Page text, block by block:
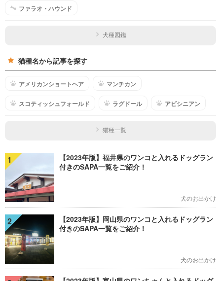
ファラオ・ハウンド
犬種図鑑
猫種名から記事を探す
アメリカンショートヘア マンチカン
スコティッシュフォールド ラグドール アビシニアン
猫種一覧
1
【2023年版】福井県のワンコと入れるドッグラン
付きのSAPA一覧をご紹介！
犬のお出かけ
2
【2023年版】岡山県のワンコと入れるドッグラン
付きのSAPA一覧をご紹介！
犬のお出かけ